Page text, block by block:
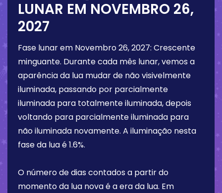
LUNAR EM NOVEMBRO 26,
2027
Fase lunar em Novembro 26, 2027: Crescente
minguante. Durante cada mês lunar, vemos a
aparência da lua mudar de não visivelmente
iluminada, passando por parcialmente
iluminada para totalmente iluminada, depois
voltando para parcialmente iluminada para
não iluminada novamente. A iluminação nesta
fase da lua é1.6%.
O número de dias contados a partir do
momento da lua nova é a era da lua. Em